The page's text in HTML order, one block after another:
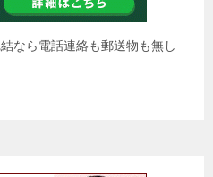
なら電話連絡も郵送物も無し